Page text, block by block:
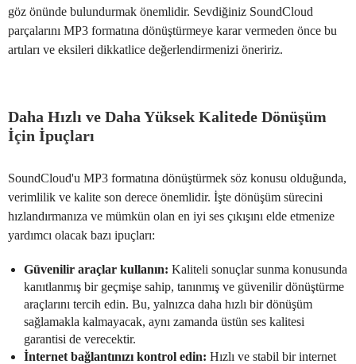
göz önünde bulundurmak önemlidir. Sevdiğiniz SoundCloud
parçalarını MP3 formatına dönüştürmeye karar vermeden önce bu
artıları ve eksileri dikkatlice değerlendirmenizi öneririz.
Daha Hızlı ve Daha Yüksek Kalitede Dönüşüm
İçin İpuçları
SoundCloud'u MP3 formatına dönüştürmek söz konusu olduğunda,
verimlilik ve kalite son derece önemlidir. İşte dönüşüm sürecini
hızlandırmanıza ve mümkün olan en iyi ses çıkışını elde etmenize
yardımcı olacak bazı ipuçları:
Güvenilir araçlar kullanın: Kaliteli sonuçlar sunma konusunda
kanıtlanmış bir geçmişe sahip, tanınmış ve güvenilir dönüştürme
araçlarını tercih edin. Bu, yalnızca daha hızlı bir dönüşüm
sağlamakla kalmayacak, aynı zamanda üstün ses kalitesi
garantisi de verecektir.
İnternet bağlantınızı kontrol edin: Hızlı ve stabil bir internet